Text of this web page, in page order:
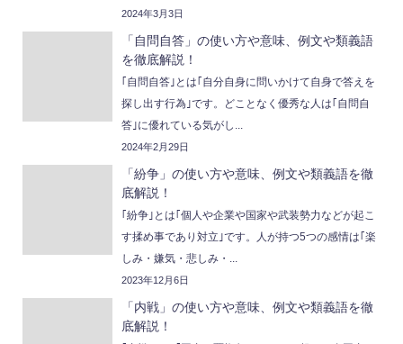
2024年3月3日
「自問自答」の使い方や意味、例文や類義語
を徹底解説！
｢自問自答｣とは｢自分自身に問いかけて自身で答えを
探し出す行為｣です。どことなく優秀な人は｢自問自
答｣に優れている気がし...
2024年2月29日
「紛争」の使い方や意味、例文や類義語を徹
底解説！
｢紛争｣とは｢個人や企業や国家や武装勢力などが起こ
す揉め事であり対立｣です。人が持つ5つの感情は｢楽
しみ・嫌気・悲しみ・...
2023年12月6日
「内戦」の使い方や意味、例文や類義語を徹
底解説！